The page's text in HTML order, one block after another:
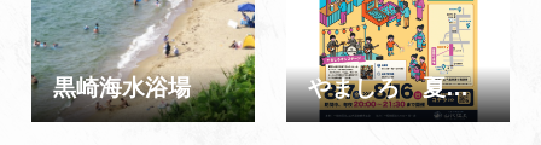
浮かぶ無人島「雄島」おし
まを眺めることもできま
す。 海の家が1軒あり、
シ…
御輿は必見です。※当日は
会場周辺で交通規制があり
ます。
黒崎海水浴場 やましろ 夏まつり